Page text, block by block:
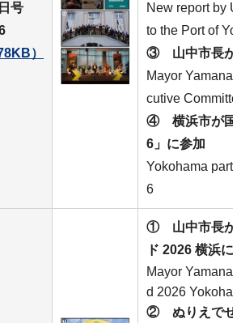
号
）
New report by
to the Port of
③ 山中市長が
Mayor
cutive
④ 横浜市が国
6」に参加
Yokohama
6
① 山中市長が
ド 2026 横浜に
Mayor
d 2026
② ぬりえでせ